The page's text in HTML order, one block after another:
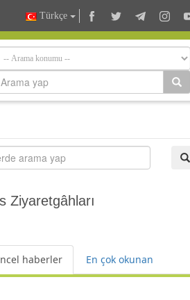
Türkçe
Ziyaretgâhları
haberler En çok okunan